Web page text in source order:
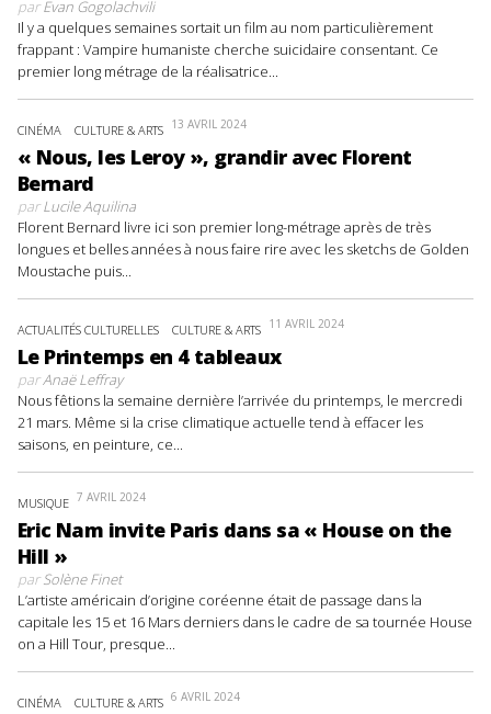
parEvan Gogolachvili
Il y a quelques semaines sortait un film au nom particulièrement
frappant : Vampire humaniste cherche suicidaire consentant. Ce
premier long métrage de la réalisatrice...
CINÉMA CULTURE & ARTS 13 AVRIL 2024
« Nous, les Leroy », grandir avec Florent
Bernard
parLucile Aquilina
Florent Bernard livre ici son premier long-métrage après de très
longues et belles années à nous faire rire avec les sketchs de Golden
Moustache puis...
ACTUALITÉS CULTURELLES CULTURE & ARTS 11 AVRIL 2024
Le Printemps en 4 tableaux
parAnaë Leffray
Nous fêtions la semaine dernière l’arrivée du printemps, le mercredi
21 mars. Même si la crise climatique actuelle tend à effacer les
saisons, en peinture, ce...
MUSIQUE 7 AVRIL 2024
Eric Nam invite Paris dans sa « House on the
Hill »
parSolène Finet
L’artiste américain d’origine coréenne était de passage dans la
capitale les 15 et 16 Mars derniers dans le cadre de sa tournée House
on a Hill Tour, presque...
CINÉMA CULTURE & ARTS 6 AVRIL 2024